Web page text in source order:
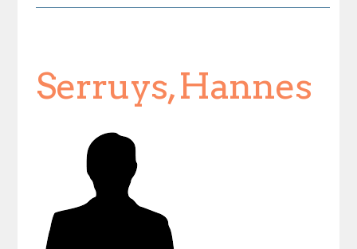
Serruys, Hannes